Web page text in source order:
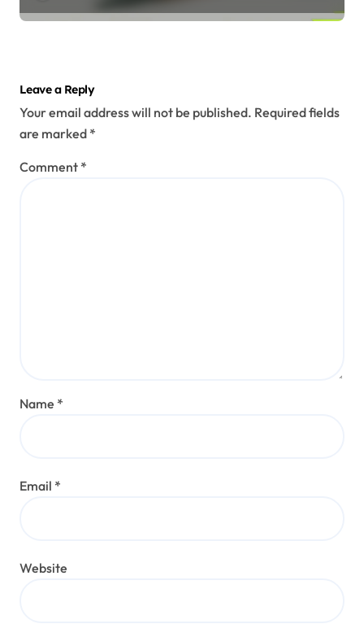
Leave a Reply
Your email address will not be published. Required fields
are marked *
Comment *
Name *
Email *
Website